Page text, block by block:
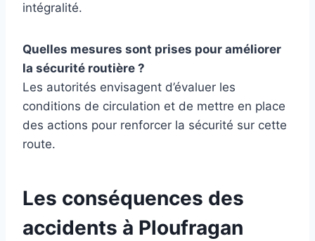
intégralité.
Quelles mesures sont prises pour améliorer
la sécurité routière ?
Les autorités envisagent d’évaluer les
conditions de circulation et de mettre en place
des actions pour renforcer la sécurité sur cette
route.
Les conséquences des
accidents à Ploufragan